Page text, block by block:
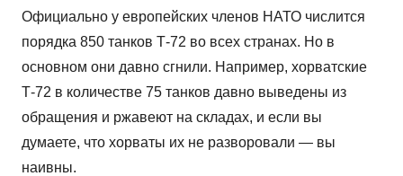
Официально у европейских членов НАТО числится
порядка 850 танков Т-72 во всех странах. Но в
основном они давно сгнили. Например, хорватские
Т-72 в количестве 75 танков давно выведены из
обращения и ржавеют на складах, и если вы
думаете, что хорваты их не разворовали — вы
наивны.